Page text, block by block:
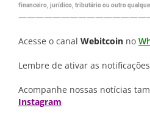
financeiro, jurídico, tributário ou outro
Acesse o canal Webitcoin no
Lembre de ativar as
Acompanhe nossas notícias
Instagram